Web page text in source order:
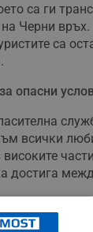
са ги
Черни
са
опасни
всички
достига
имат